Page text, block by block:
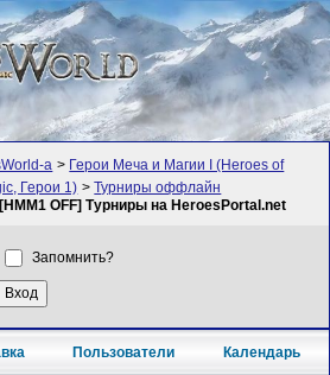
а > Герои Меча и Магии I (Heroes of
Герои 1) >Турниры оффлайн
[HMM1 OFF] Турниры на HeroesPortal.net
Запомнить?
Пользователи Календарь